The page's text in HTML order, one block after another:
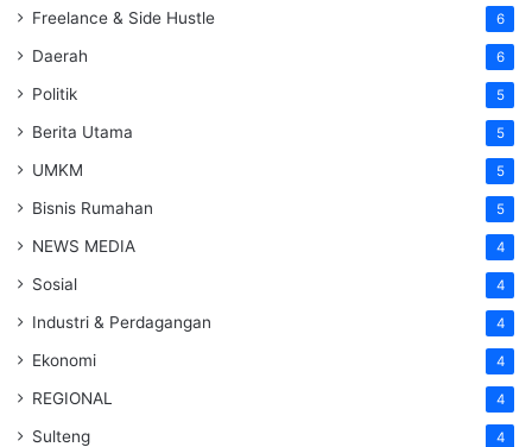
Freelance & Side Hustle 6
Daerah 6
Politik 5
Berita Utama 5
UMKM 5
Bisnis Rumahan 5
NEWS MEDIA 4
Sosial 4
Industri & Perdagangan 4
Ekonomi 4
REGIONAL 4
Sulteng 4